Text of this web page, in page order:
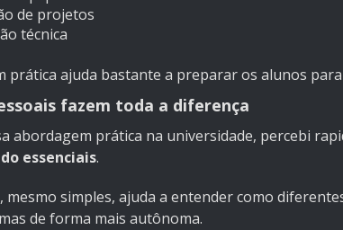
de projetos
técnica
prática ajuda bastante a preparar os alunos
fazem toda a diferença
abordagem prática na universidade, percebi
essenciais.
mesmo simples, ajuda a entender como
de forma mais autônoma.